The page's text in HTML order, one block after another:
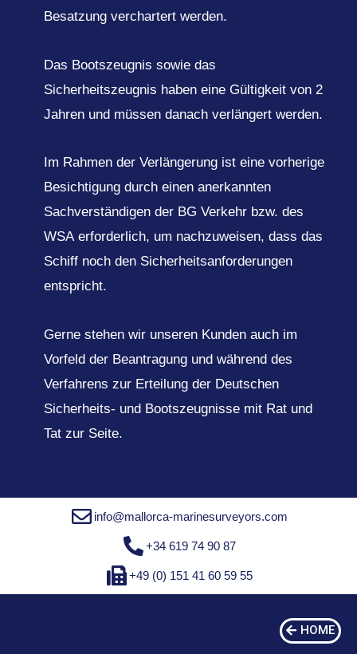
Besatzung verchartert werden.
Das Bootszeugnis sowie das
Sicherheitszeugnis haben eine Gültigkeit von 2
Jahren und müssen danach verlängert werden.
Im Rahmen der Verlängerung ist eine vorherige
Besichtigung durch einen anerkannten
Sachverständigen der BG Verkehr bzw. des
WSA erforderlich, um nachzuweisen, dass das
Schiff noch den Sicherheitsanforderungen
entspricht.
Gerne stehen wir unseren Kunden auch im
Vorfeld der Beantragung und während des
Verfahrens zur Erteilung der Deutschen
Sicherheits- und Bootszeugnisse mit Rat und
Tat zur Seite.
info@mallorca-marinesurveyors.com
+34 619 74 90 87
+49 (0) 151 41 60 59 55
HOME